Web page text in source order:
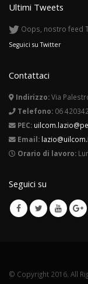
Ultimi Tweets
Oops, nostro feed
Seguici su Twitter
Contattaci
Via
lazio@uilcom.it
Seguici su
© Copyright 2016. All